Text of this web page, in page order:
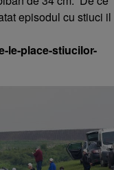
episodul cu stiuci il
le-place-stiucilor-